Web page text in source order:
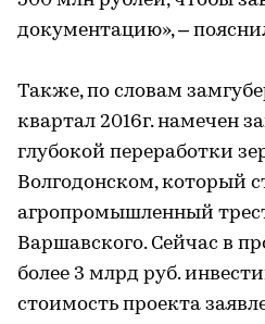
документацию», –
Также, по словам
квартал 2016г. намечен
глубокой переработки
Волгодонском, который
агропромышленный
Варшавского. Сейчас в
более 3 млрд руб.
стоимость проекта